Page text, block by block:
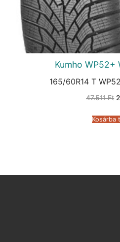
Kumho WP52+
165/60R14 T
47.511Ft
Kosárba